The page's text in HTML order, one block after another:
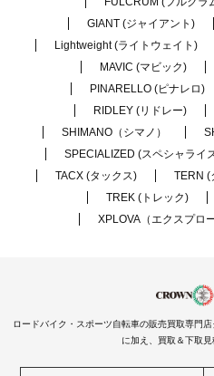
GIANT (ジャイアント)
Lightweight (ライトウェイト)
MAVIC (マビック)
PINARELLO (ピナレロ)
RIDLEY (リドレー)
SHIMANO（シマノ）
SPECIALIZED (スペシャライ
TACX (タックス)
TERN (
TREK (トレック)
XPLOVA（エクスプロー
ロードバイク・スポーツ自転車の販売買取専門
に加え、買取＆下取見